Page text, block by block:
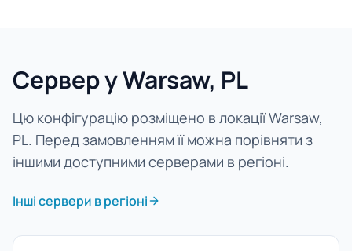
Сервер у Warsaw, PL
Цю конфігурацію розміщено в локації Warsaw,
PL. Перед замовленням її можна порівняти з
іншими доступними серверами в регіоні.
Інші сервери в регіоні